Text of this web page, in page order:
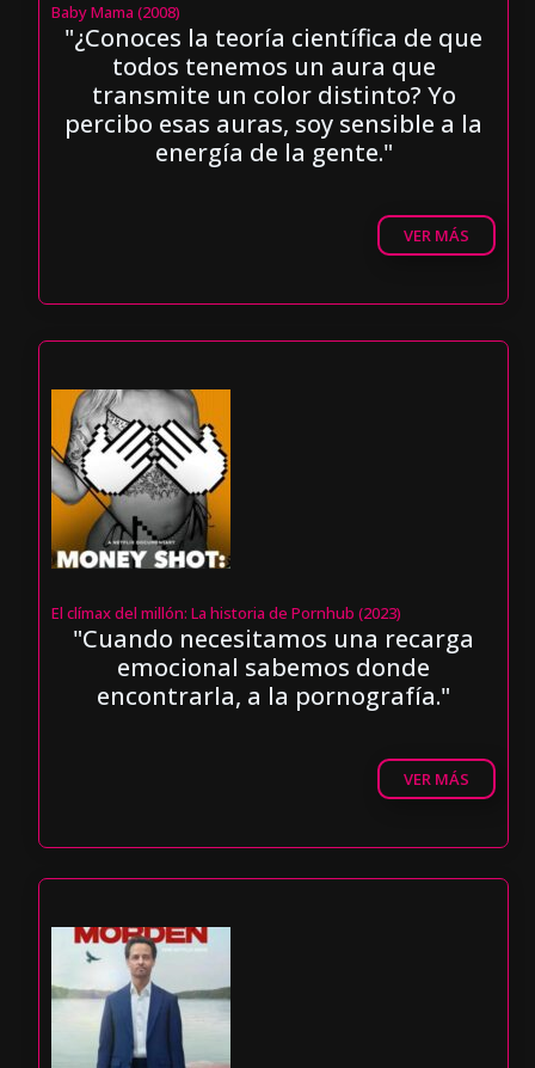
Baby Mama (2008)
"¿Conoces la teoría científica de que
todos tenemos un aura que
transmite un color distinto? Yo
percibo esas auras, soy sensible a la
energía de la gente."
VER MÁS
El clímax del millón: La historia de Pornhub (2023)
"Cuando necesitamos una recarga
emocional sabemos donde
encontrarla, a la pornografía."
VER MÁS